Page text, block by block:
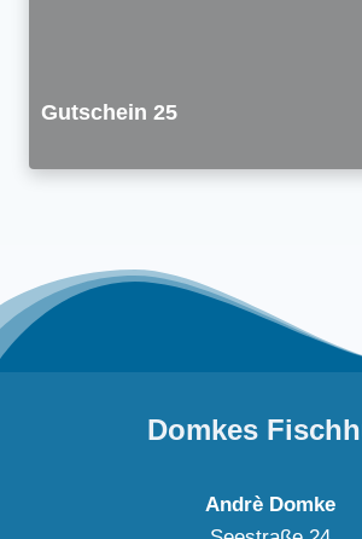
Gutschein 25
Domkes
Andrè Domke